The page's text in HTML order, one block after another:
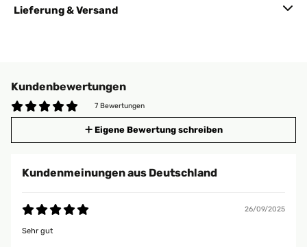
Lieferung & Versand
Kundenbewertungen
7 Bewertungen
Eigene Bewertung schreiben
Kundenmeinungen aus Deutschland
26/09/2025
Sehr gut